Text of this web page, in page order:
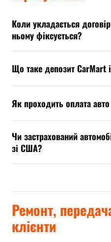
Коли укладається
ньому фіксується?
Що таке депозит CarMart
Як проходить оплата
Чи застрахований
зі США?
Ремонт,
клієнти